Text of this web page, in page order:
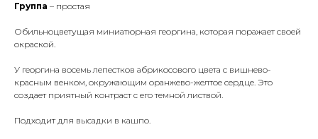
Группа – простая
Обильноцветущая миниатюрная георгина, которая поражает своей
окраской.
У георгина восемь лепестков абрикосового цвета с вишнево-
красным венком, окружающим оранжево-желтое сердце. Это
создает приятный контраст с его темной листвой.
Подходит для высадки в кашпо.